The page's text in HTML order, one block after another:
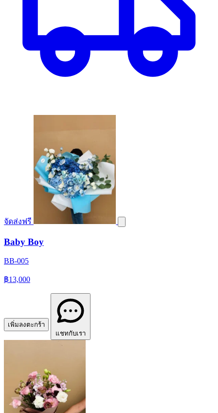
จัดส่งฟรี
Baby Boy
BB-005
฿13,000
เพิ่มลงตะกร้า
แชทกับเรา